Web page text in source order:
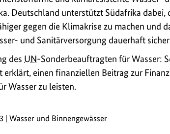
Deutschland unterstützt Südafrika dabei,
gegen die Klimakrise zu machen und
und Sanitärversorgung dauerhaft
des UN-Sonderbeauftragten für Wasser:
erklärt, einen finanziellen Beitrag zur
Wasser zu leisten.
| Wasser und Binnengewässer